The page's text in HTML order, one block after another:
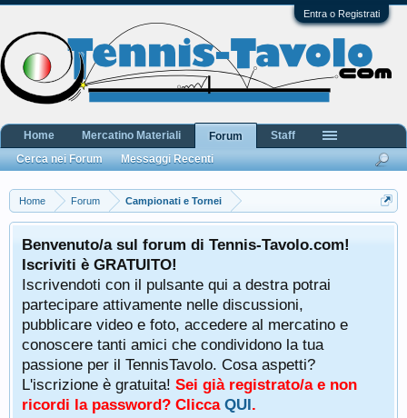
Entra o Registrati
Home Forum Campionati e Tornei
Benvenuto/a sul forum di Tennis-Tavolo.com!
Iscriviti è GRATUITO!
Iscrivendoti con il pulsante qui a destra potrai
partecipare attivamente nelle discussioni,
pubblicare video e foto, accedere al mercatino e
conoscere tanti amici che condividono la tua
passione per il TennisTavolo. Cosa aspetti?
L'iscrizione è gratuita! Sei già registrato/a e non
ricordi la password? Clicca QUI.
Home Mercatino Materiali
Forum
Cerca nei Forum
Messaggi Recenti
Staff